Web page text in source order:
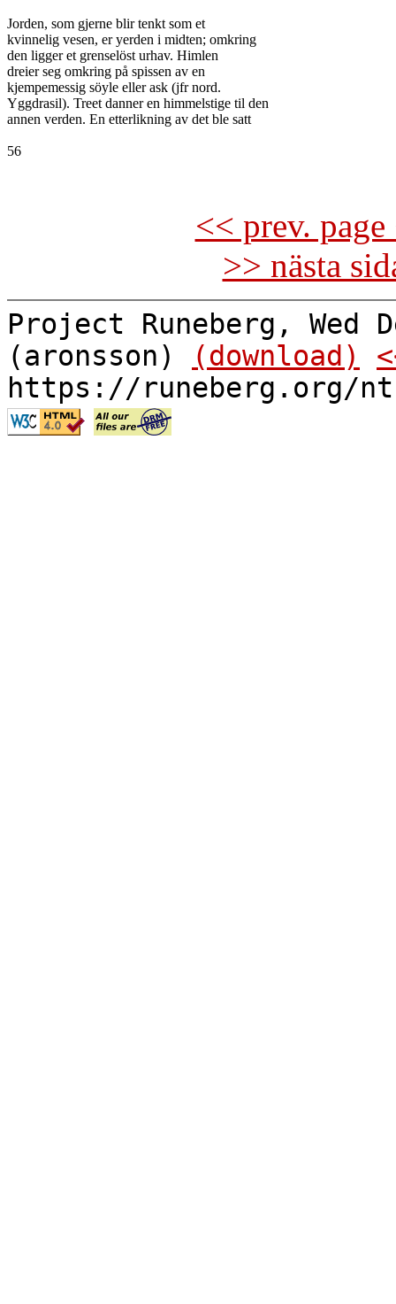
Jorden, som gjerne blir tenkt som et
kvinnelig vesen, er yerden i midten; omkring
den ligger et grenselöst urhav. Himlen
dreier seg omkring på spissen av en
kjempemessig söyle eller ask (jfr nord.
Yggdrasil). Treet danner en himmelstige til den
annen verden. En etterlikning av det ble satt
56
<< prev.
>> nästa
Project Runeberg, Wed
(aronsson)
(download)
https://runeberg.org/